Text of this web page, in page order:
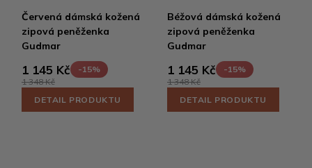
Červená dámská kožená
zipová peněženka
Gudmar
1 145 Kč
-15%
1 348 Kč
DETAIL PRODUKTU
Béžová dámská kožená
zipová peněženka
Gudmar
1 145 Kč
-15%
1 348 Kč
DETAIL PRODUKTU